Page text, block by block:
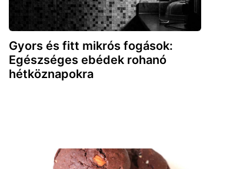
Gyors és fitt mikrós fogások:
Egészséges ebédek rohanó
hétköznapokra